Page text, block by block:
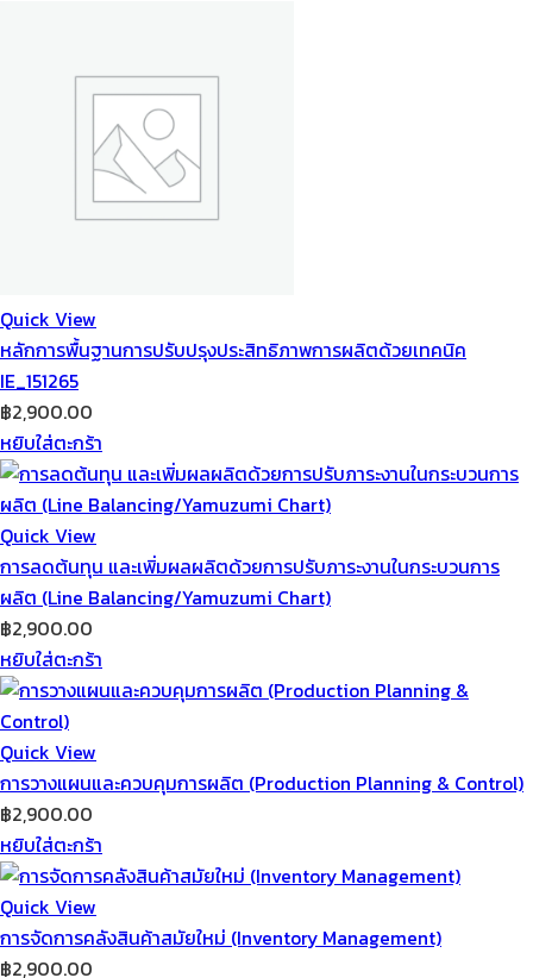
Quick View
หลักการพื้นฐานการปรับปรุงประสิทธิภาพการผลิตด้วยเทคนิค
IE_151265
฿2,900.00
หยิบใส่ตะกร้า
Quick View
การลดต้นทุน และเพิ่มผลผลิตด้วยการปรับภาระงานในกระบวนการ
ผลิต (Line Balancing/Yamuzumi Chart)
฿2,900.00
หยิบใส่ตะกร้า
Quick View
การวางแผนและควบคุมการผลิต (Production Planning & Control)
฿2,900.00
หยิบใส่ตะกร้า
Quick View
การจัดการคลังสินค้าสมัยใหม่ (Inventory Management)
฿2,900.00